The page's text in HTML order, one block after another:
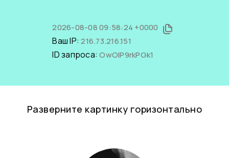
2026-08-08 09:58:24 +0000
Ваш IP:216.73.216.151
ID запроса:OwOIP9rkPGk1
Разверните картинку горизонтально